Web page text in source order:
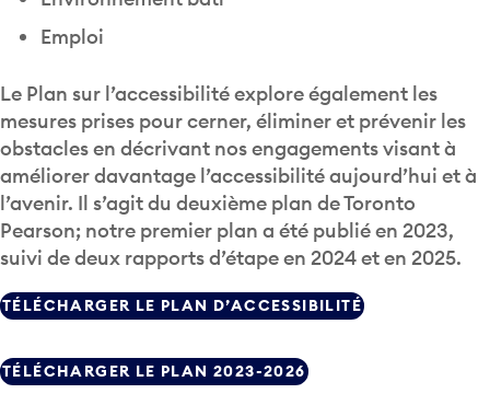
Emploi
Le Plan sur l’accessibilité explore également les
mesures prises pour cerner, éliminer et prévenir les
obstacles en décrivant nos engagements visant à
améliorer davantage l’accessibilité aujourd’hui et à
l’avenir. Il s’agit du deuxième plan de Toronto
Pearson; notre premier plan a été publié en 2023,
suivi de deux rapports d’étape en 2024 et en 2025.
TÉLÉCHARGER LE PLAN D’ACCESSIBILITÉ
TÉLÉCHARGER LE PLAN 2023-2026